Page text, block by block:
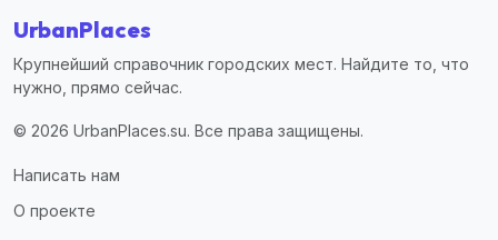
UrbanPlaces
Крупнейший справочник городских мест. Найдите то, что
нужно, прямо сейчас.
© 2026 UrbanPlaces.su. Все права защищены.
Написать нам
О проекте